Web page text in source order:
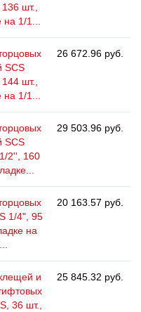
шт.,
на 1/1...
SCS
шт.,
на 1/1...
26 672.96 руб.
SCS
2'', 160
29 503.96 руб.
1/4", 95
на
20 163.57 руб.
и
36 шт.,
25 845.32 руб.